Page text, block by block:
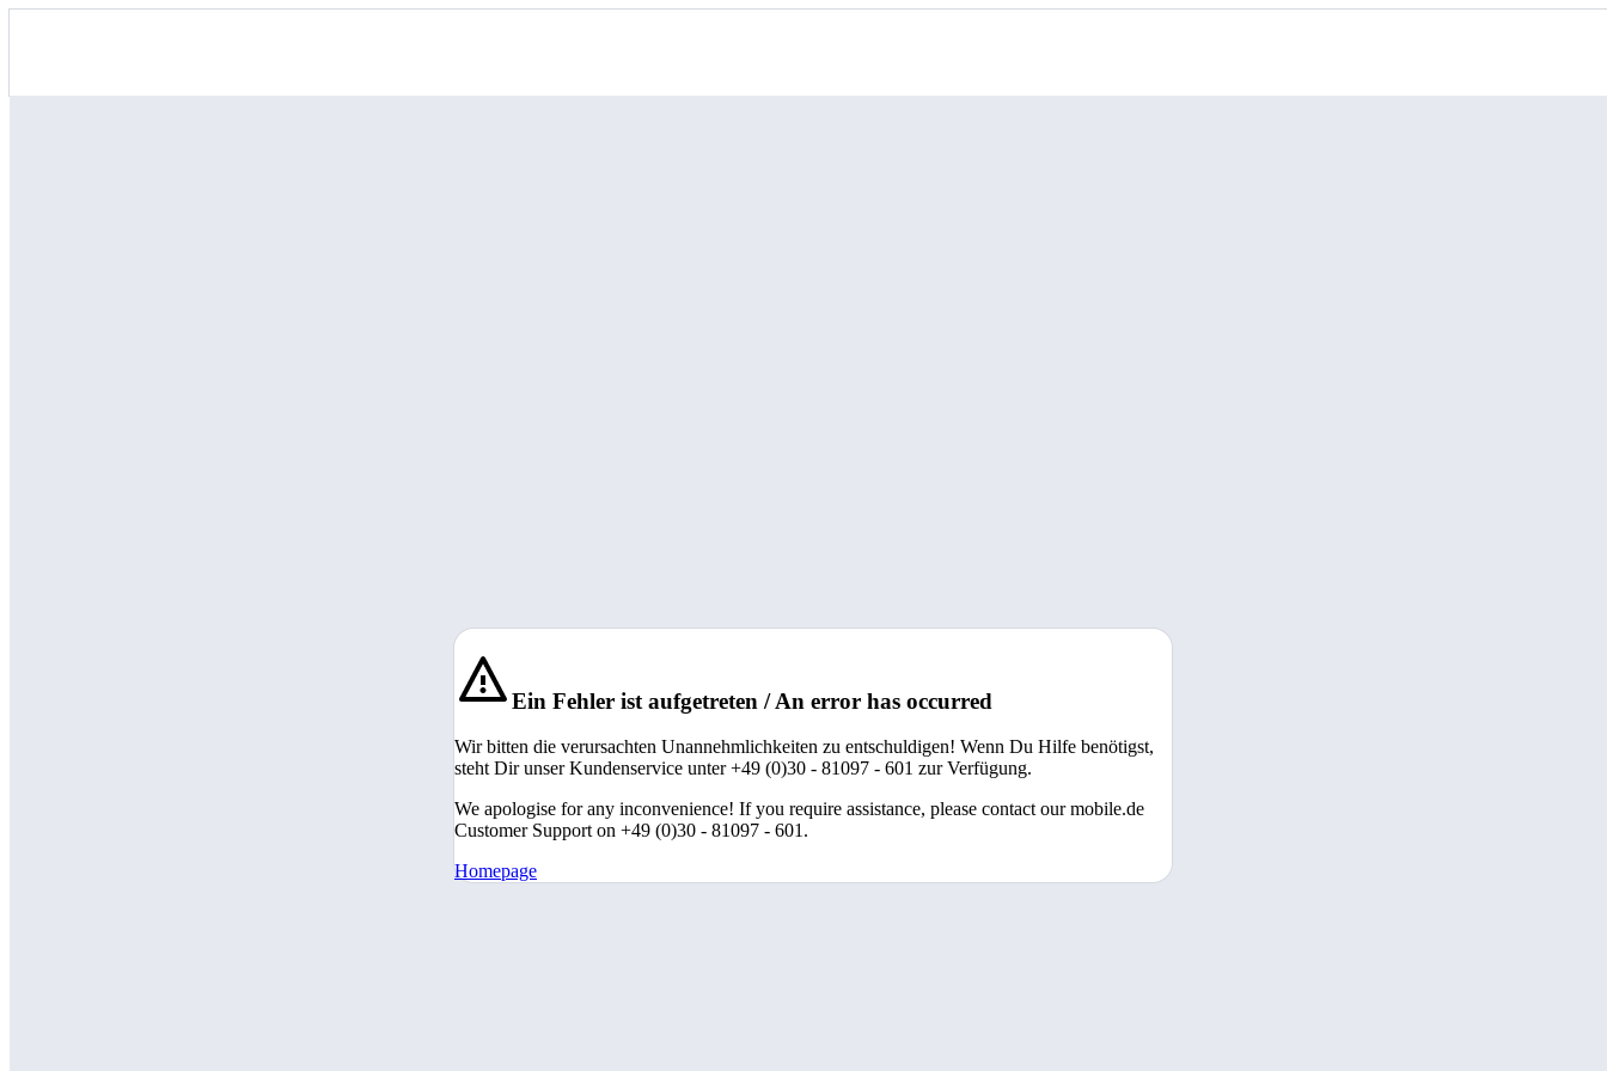
Ein Fehler ist aufgetreten / An error has occurred
Wir bitten die verursachten Unannehmlichkeiten zu entschuldigen! Wenn Du Hilfe benötigst,
steht Dir unser Kundenservice unter +49 (0)30 - 81097 - 601 zur Verfügung.
We apologise for any inconvenience! If you require assistance, please contact our mobile.de
Customer Support on +49 (0)30 - 81097 - 601.
Homepage